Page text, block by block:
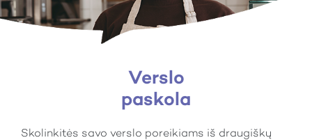
Verslo
paskola
Skolinkitės savo verslo poreikiams iš draugiškų